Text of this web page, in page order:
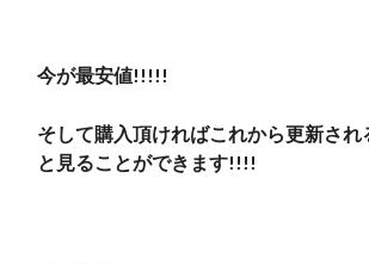
今が最安値!!!!!
そして購入頂ければこれから更新され
と見ることができます!!!!